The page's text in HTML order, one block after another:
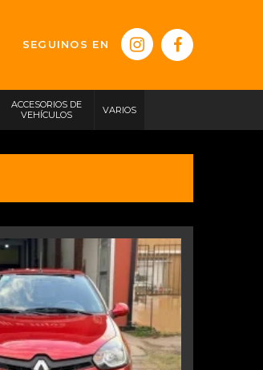
SEGUINOS EN
ACCESORIOS DE
VEHÍCULOS
VARIOS